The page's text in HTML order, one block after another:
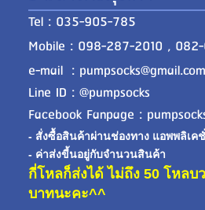
Tel : 035-905-785
Mobile : 098-287-2010 , 082-
e-mail : pumpsocks@gmail.com
Line ID : @pumpsocks
Facebook Fanpage :
- สั่งซื้อสินค้าผ่านช่องทาง แอพพลิเค
- ค่าส่งขี้นอยู่กับจำนวนสินค้า
กี่โหลก็ส่งได้ ไม่ถึง 50 โหลบ
บาทนะคะ^^